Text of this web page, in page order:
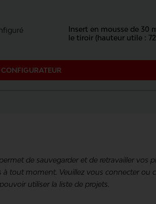
Insert en mousse de 30
le tiroir (hauteur utile :
de sauvegarder et de retravailler vos
à tout moment. Veuillez vous connecter ou
utiliser la liste de projets.